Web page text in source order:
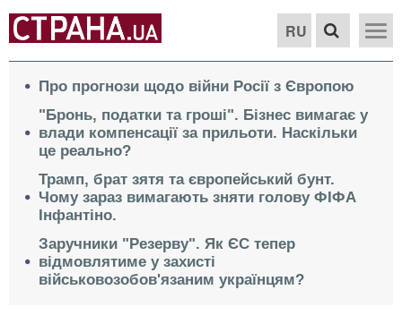
RU
Про прогнози щодо війни Росії з Європою
"Бронь, податки та гроші". Бізнес вимагає у
влади компенсації за прильоти. Наскільки
це реально?
Трамп, брат зятя та європейський бунт.
Чому зараз вимагають зняти голову ФІФА
Інфантіно.
Заручники "Резерву". Як ЄС тепер
відмовлятиме у захисті
військовозобов'язаним українцям?